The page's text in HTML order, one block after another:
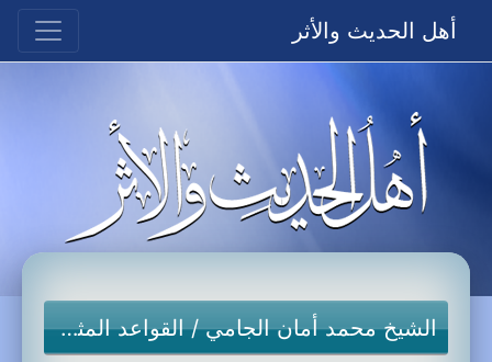
أهل الحديث والأثر
الشيخ محمد أمان الجامي/القواعد المثلى